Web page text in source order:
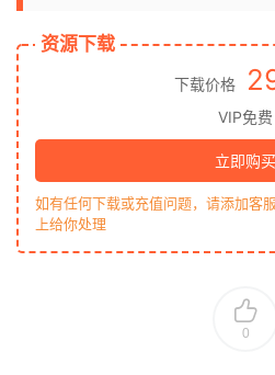
资源下载
下载价格
VIP免费
立即购买
如有任何下载或充值问题，请添加客
上给你处理
0